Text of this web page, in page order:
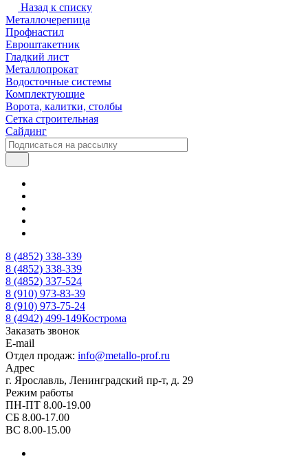
Назад к списку
Металлочерепица
Профнастил
Евроштакетник
Гладкий лист
Металлопрокат
Водосточные системы
Комплектующие
Ворота, калитки, столбы
Сетка строительная
Сайдинг
8 (4852) 338-339
8 (4852) 338-339
8 (4852) 337-524
8 (910) 973-83-39
8 (910) 973-75-24
8 (4942) 499-149Кострома
Заказать звонок
E-mail
Отдел продаж: info@metallo-prof.ru
Адрес
г. Ярославль, Ленинградский пр-т, д. 29
Режим работы
ПН-ПТ 8.00-19.00
СБ 8.00-17.00
ВС 8.00-15.00